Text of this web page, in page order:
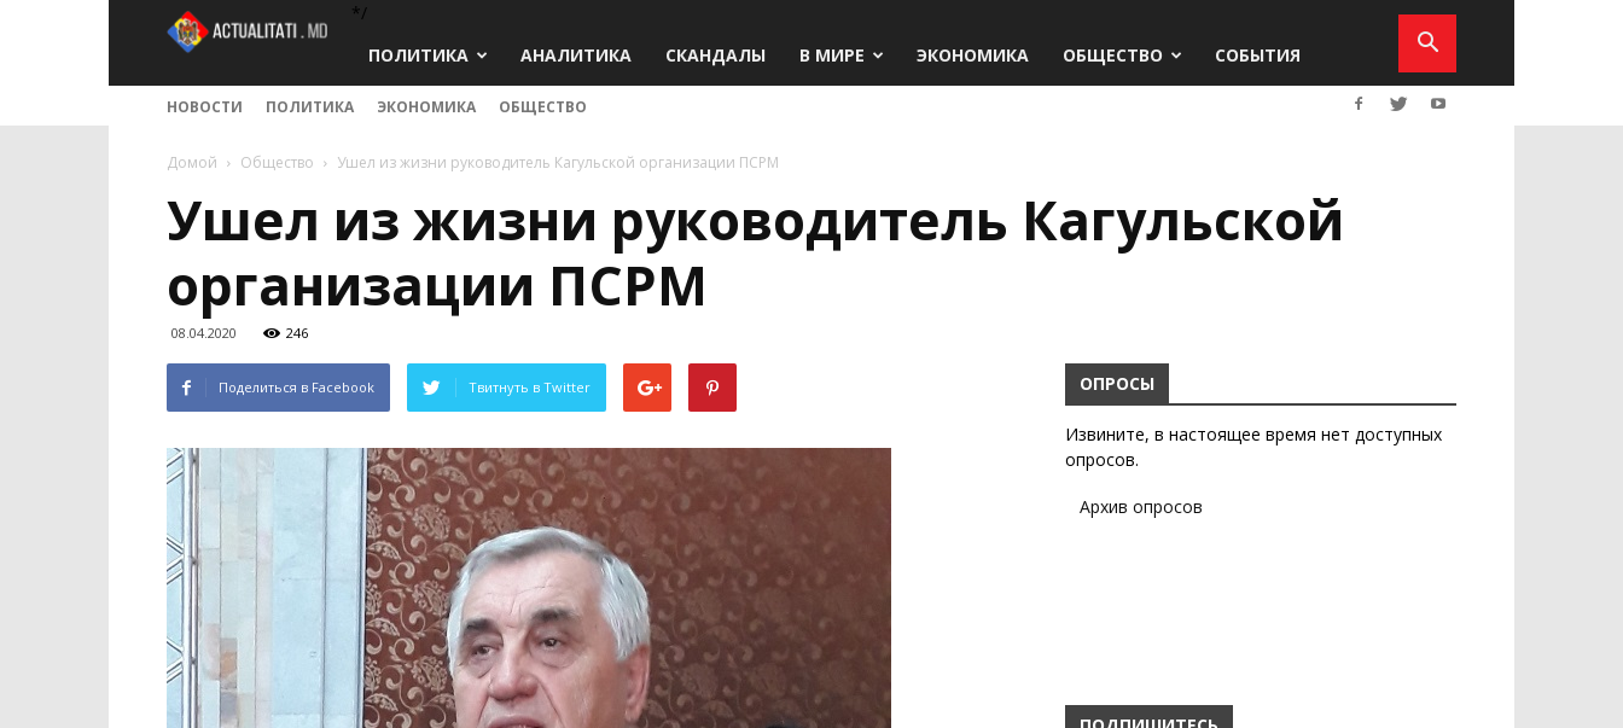
*/
ПОЛИТИКА
АНАЛИТИКА СКАНДАЛЫ В МИРЕ ЭКОНОМИКА ОБЩЕСТВО СОБЫТИЯ
НОВОСТИ ПОЛИТИКА ЭКОНОМИКА ОБЩЕСТВО
Домой Общество Ушел из жизни руководитель Кагульской организации ПСРМ
Ушел из жизни руководитель Кагульской
организации ПСРМ
08.04.2020 246
Поделиться в Facebook Твитнуть в Twitter ОПРОСЫ
Извините, в настоящее время нет доступных
опросов.
Архив опросов